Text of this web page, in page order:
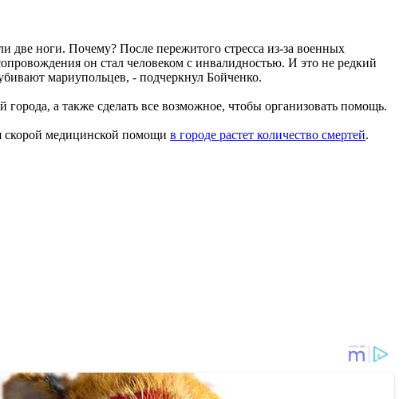
две ноги. Почему? После пережитого стресса из-за военных
он стал человеком с инвалидностью. И это не редкий
мариупольцев, - подчеркнул Бойченко.
а также сделать все возможное, чтобы организовать помощь.
скорой медицинской помощи в городе растет количество смертей.